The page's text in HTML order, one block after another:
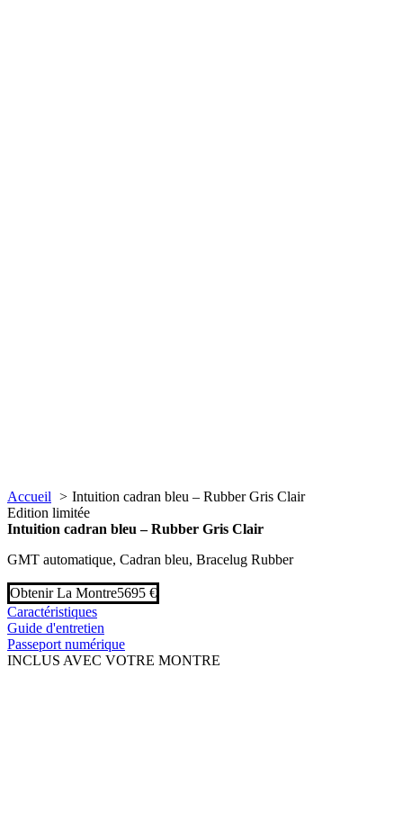
Accueil
Intuition cadran bleu – Rubber Gris Clair
Edition limitée
Intuition cadran bleu – Rubber Gris Clair
GMT automatique, Cadran bleu, Bracelug Rubber
Obtenir La Montre5695 €
Caractéristiques
Guide d'entretien
Passeport numérique
INCLUS AVEC VOTRE MONTRE